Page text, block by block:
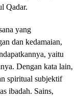
Qadar.
yang
dan kedamaian,
yaitu
Dengan kata lain,
spiritual subjektif
ibadah. Sains,